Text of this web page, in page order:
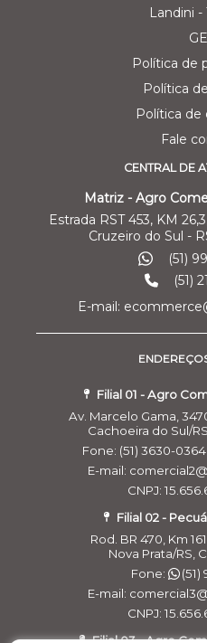
Landini -
Política de
Política
Política de
Fale
CENTRAL DE
Matriz - Agro
Estrada RST 453, KM
Cruzeiro do Sul -
(51)
(51)
E-mail:
Filial 01 - Agro
Av. Marcelo Gama,
Cachoeira do Sul/
Fone: (51) 3630-
E-mail:
CNPJ:
Filial 02 -
Rod. BR 470, Km
Nova Prata/RS,
Fone:
E-mail:
CNPJ: